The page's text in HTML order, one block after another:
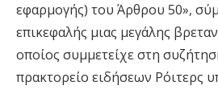
εφαρμογής) του Άρθρου 50»,
επικεφαλής μιας μεγάλης
οποίος συμμετείχε στη
πρακτορείο ειδήσεων Ρόιτερς